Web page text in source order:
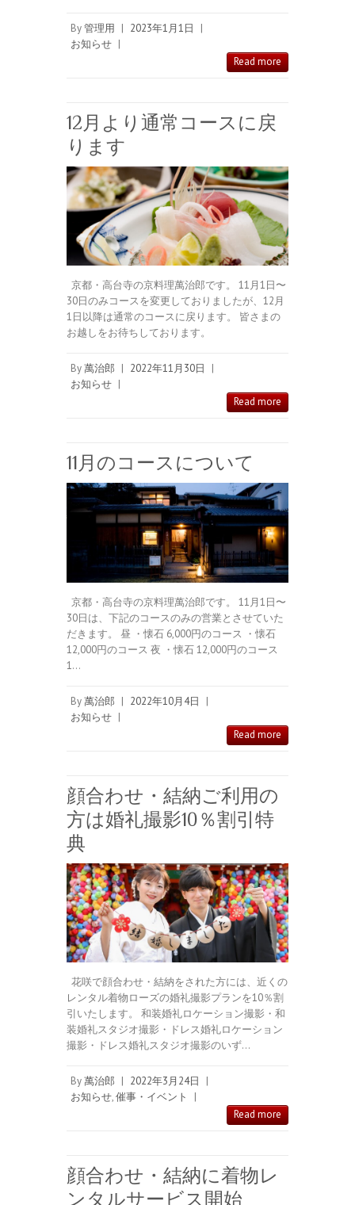
By管理用 | 2023年1月1日
|
お知らせ |
Read more
12月より通常コースに戻
ります
京都・高台寺の京料理萬治郎です。 11月1日〜
30日のみコースを変更しておりましたが、12月
1日以降は通常のコースに戻ります。 皆さまの
お越しをお待ちしております。
By萬治郎 | 2022年11月30日
|
お知らせ |
Read more
11月のコースについて
京都・高台寺の京料理萬治郎です。 11月1日〜
30日は、下記のコースのみの営業とさせていた
だきます。 昼 ・懐石 6,000円のコース ・懐石
12,000円のコース 夜 ・懐石 12,000円のコース
1…
By萬治郎 | 2022年10月4日
|
お知らせ |
Read more
顔合わせ・結納ご利用の
方は婚礼撮影10％割引特
典
花咲で顔合わせ・結納をされた方には、近くの
レンタル着物ローズの婚礼撮影プランを10％割
引いたします。 和装婚礼ロケーション撮影・和
装婚礼スタジオ撮影・ドレス婚礼ロケーション
撮影・ドレス婚礼スタジオ撮影のいず…
By萬治郎 | 2022年3月24日
|
お知らせ,催事・イベント
|
Read more
顔合わせ・結納に着物レ
ンタルサービス開始